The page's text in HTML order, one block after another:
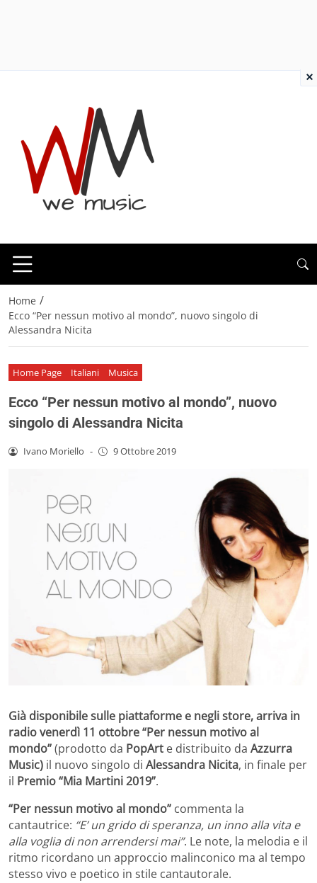
Home /
Ecco “Per nessun motivo al mondo”, nuovo singolo di
Alessandra Nicita
Home Page Italiani Musica
Ecco “Per nessun motivo al mondo”, nuovo
singolo di Alessandra Nicita
Ivano Moriello - 9 Ottobre 2019
Già disponibile sulle piattaforme e negli store, arriva in
radio venerdì 11 ottobre “Per nessun motivo al
mondo”(prodotto da PopArt e distribuito da Azzurra
Music) il nuovo singolo di Alessandra Nicita, in finale per
il Premio “Mia Martini 2019”.
“Per nessun motivo al mondo” commenta la
cantautrice: “E’ un grido di speranza, un inno alla vita e
alla voglia di non arrendersi mai”. Le note, la melodia e il
ritmo ricordano un approccio malinconico ma al tempo
stesso vivo e poetico in stile cantautorale.
×